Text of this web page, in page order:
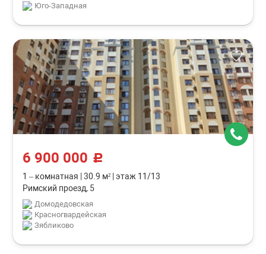
Юго-Западная
6 900 000 c
1 – комнатная 30.9 м² этаж 11/13
Римский проезд, 5
Домодедовская
Красногвардейская
Зябликово